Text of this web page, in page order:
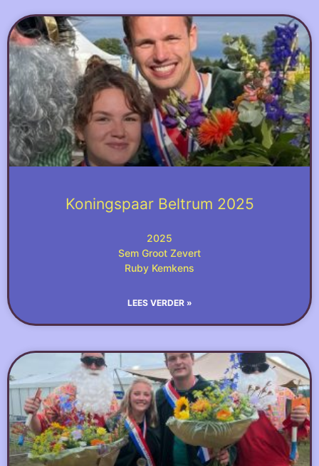
Koningspaar Beltrum 2025
2025
Sem Groot Zevert
Ruby Kemkens
LEES VERDER »